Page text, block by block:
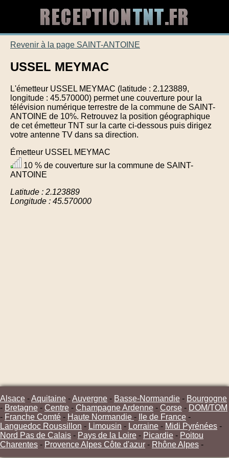
Revenir à la page SAINT-ANTOINE
USSEL MEYMAC
L'émetteur USSEL MEYMAC (latitude : 2.123889,
longitude : 45.570000) permet une couverture pour la
télévision numérique terrestre de la commune de SAINT-
ANTOINE de 10%. Retrouvez la position géographique
de cet émetteur TNT sur la carte ci-dessous puis dirigez
votre antenne TV dans sa direction.
Émetteur USSEL MEYMAC
10 % de couverture sur la commune de SAINT-
ANTOINE
Latitude : 2.123889
Longitude : 45.570000
Alsace -Aquitaine -Auvergne - Basse-Normandie - Bourgogne
- Bretagne - Centre - Champagne Ardenne - Corse - DOM/TOM
- Franche Comté - Haute Normandie - Ile de France -
Languedoc Roussillon - Limousin - Lorraine - Midi Pyrénées -
Nord Pas de Calais - Pays de la Loire - Picardie - Poitou
Charentes - Provence Alpes Côte d'azur - Rhône Alpes -